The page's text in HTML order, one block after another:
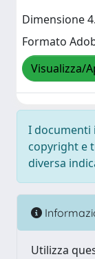
Dimensione
Formato
Visualizza/
I documenti
copyright e
diversa
Utilizza